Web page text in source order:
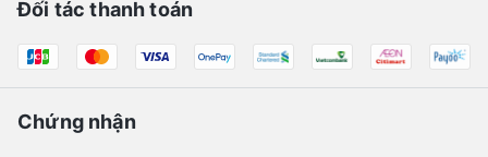
Đối tác thanh toán
Chứng nhận